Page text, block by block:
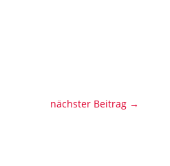
nächster Beitrag →